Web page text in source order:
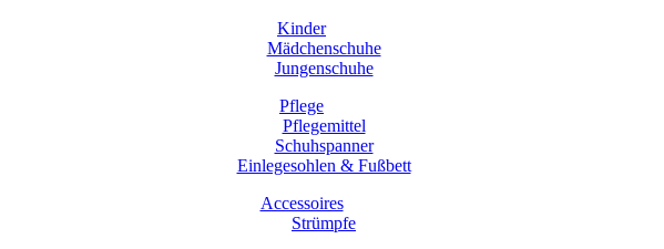
Kinder
Mädchenschuhe
Jungenschuhe
Pflege
Pflegemittel
Schuhspanner
Einlegesohlen & Fußbett
Accessoires
Strümpfe